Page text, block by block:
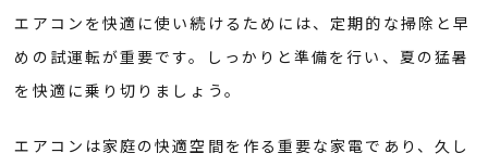
エアコンを快適に使い続けるためには、定期的な掃除と早
めの試運転が重要です。しっかりと準備を行い、夏の猛暑
を快適に乗り切りましょう。
エアコンは家庭の快適空間を作る重要な家電であり、久し